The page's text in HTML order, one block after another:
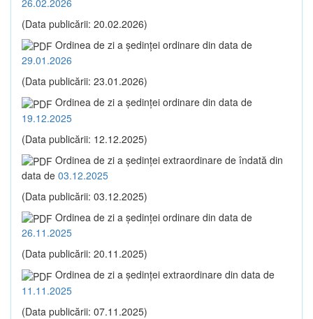
(Data publicării: 20.02.2026)
Ordinea de zi a şedinţei ordinare din data de
29.01.2026
(Data publicării: 23.01.2026)
Ordinea de zi a şedinţei ordinare din data de
19.12.2025
(Data publicării: 12.12.2025)
Ordinea de zi a şedinţei extraordinare de îndată din
data de 03.12.2025
(Data publicării: 03.12.2025)
Ordinea de zi a şedinţei ordinare din data de
26.11.2025
(Data publicării: 20.11.2025)
Ordinea de zi a şedinţei extraordinare din data de
11.11.2025
(Data publicării: 07.11.2025)